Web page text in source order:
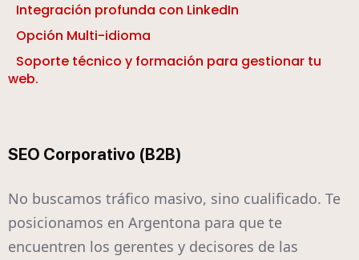
Integración profunda con LinkedIn
Opción Multi-idioma
Soporte técnico y formación para gestionar tu
web.
SEO Corporativo (B2B)
No buscamos tráfico masivo, sino cualificado. Te
posicionamos en Argentona para que te
encuentren los gerentes y decisores de las